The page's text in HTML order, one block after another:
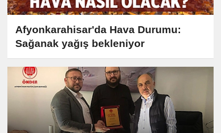
Afyonkarahisar'da Hava Durumu:
Sağanak yağış bekleniyor